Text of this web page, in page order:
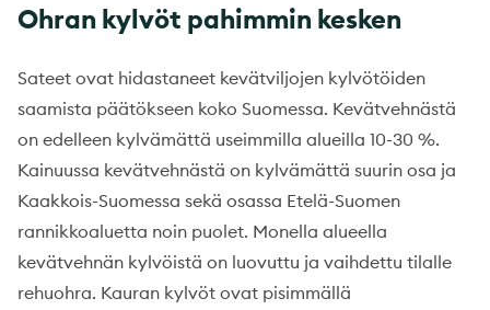
Ohran kylvöt pahimmin kesken
Sateet ovat hidastaneet kevätviljojen kylvötöiden
saamista päätökseen koko Suomessa. Kevätvehnästä
on edelleen kylvämättä useimmilla alueilla 10-30 %.
Kainuussa kevätvehnästä on kylvämättä suurin osa ja
Kaakkois-Suomessa sekä osassa Etelä-Suomen
rannikkoaluetta noin puolet. Monella alueella
kevätvehnän kylvöistä on luovuttu ja vaihdettu tilalle
rehuohra. Kauran kylvöt ovat pisimmällä